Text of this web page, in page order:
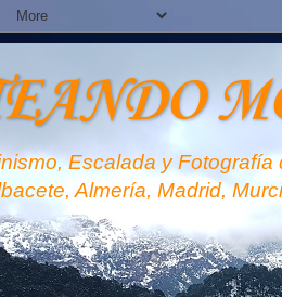
Escalada y
Almería, Madrid,